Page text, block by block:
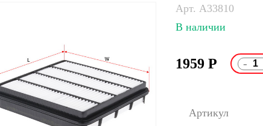
Арт. A33810
В наличии
1959 Р -
Артикул